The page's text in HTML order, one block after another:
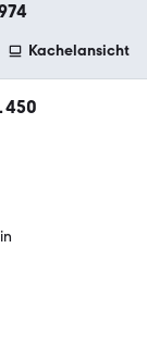
Kachelansicht
450